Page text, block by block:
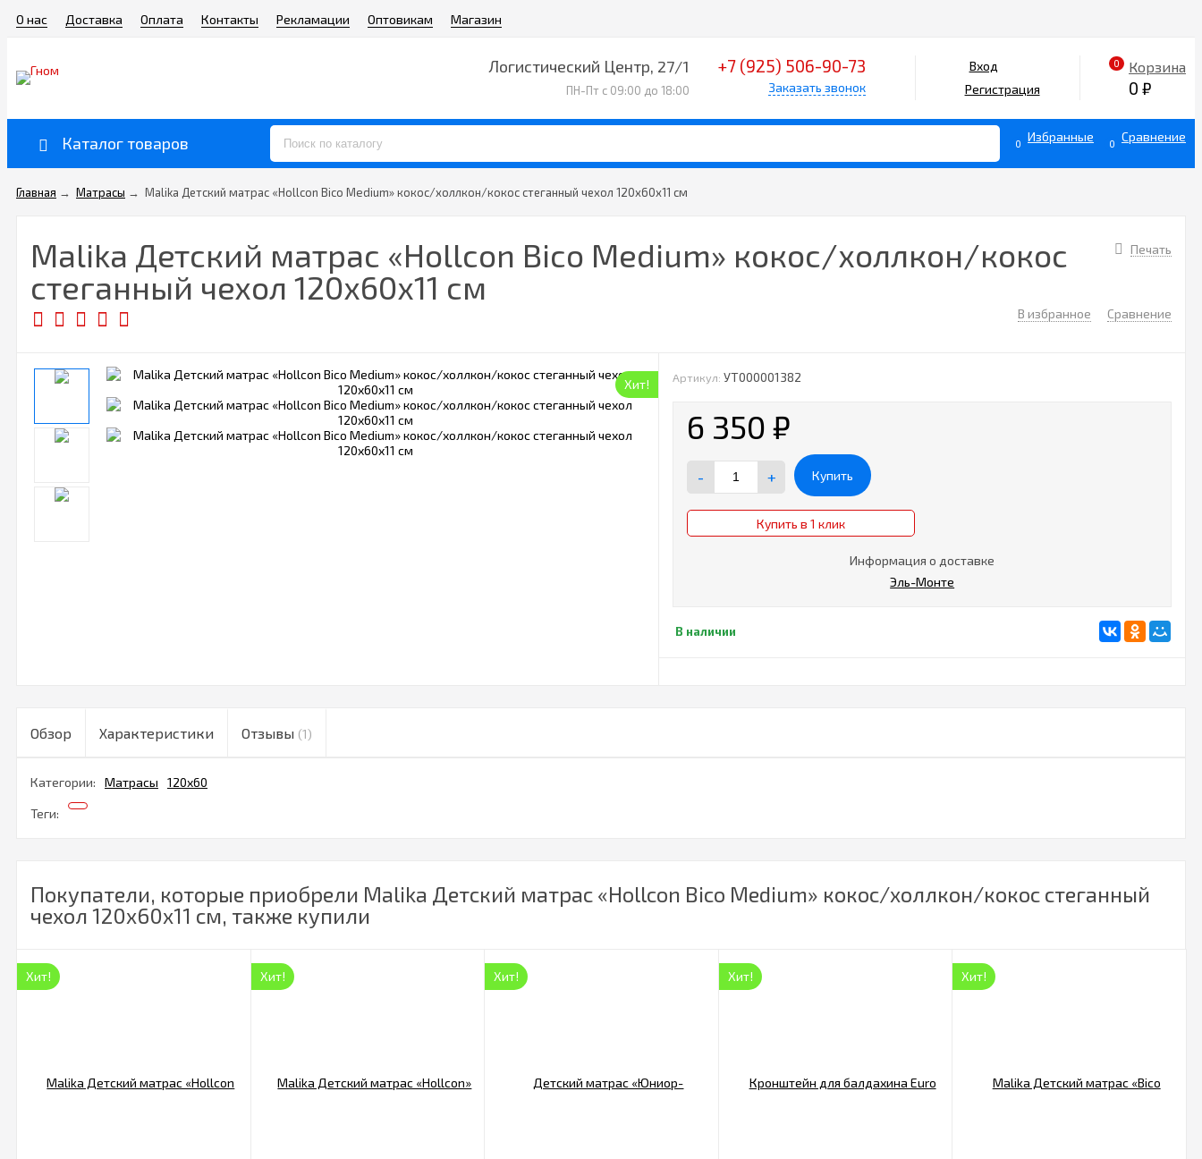
О нас Доставка Оплата Контакты Рекламации Оптовикам Магазин
Логистический Центр, 27/1
ПН-Пт с 09:00 до 18:00
+7 (925) 506-90-73
Заказать звонок
Вход
Регистрация
0 Корзина
0 ₽
Каталог товаров 0 Избранные 0 Сравнение
Главная → Матрасы → Malika Детский матрас «Hollcon Bico Medium» кокос/холлкон/кокос стеганный чехол 120х60х11 см
Печать
Malika Детский матрас «Hollcon Bico Medium» кокос/холлкон/кокос
стеганный чехол 120х60х11 см
В избранное Сравнение
Хит! Артикул: УТ000001382
6 350₽
- + Купить
Купить в 1 клик
Информация о доставке
Эль-Монте
В наличии
Обзор Характеристики Отзывы (1)
Категории: Матрасы 120х60
Теги:
Покупатели, которые приобрели Malika Детский матрас «Hollcon Bico Medium» кокос/холлкон/кокос стеганный
чехол 120х60х11 см, также купили
Хит! Хит! Хит! Хит! Хит!